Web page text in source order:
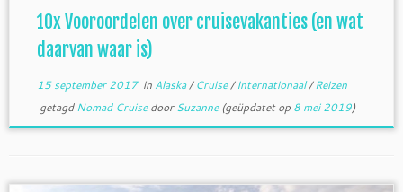
10x Vooroordelen over cruisevakanties (en wat
daarvan waar is)
15 september 2017in Alaska/Cruise/Internationaal/Reizen
getagdNomad CruisedoorSuzanne(geüpdatet op 8 mei 2019)